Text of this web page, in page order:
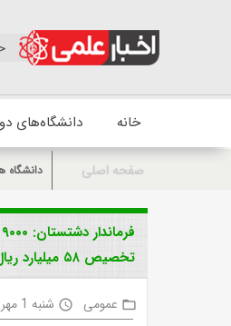
خانه دانشگاه‌های
صفحه اصلی دانشگاه
تخصیص ۵۸ میلیارد ریال به اورژانس ۱۱۵ دشتستان در سال جاری
folder_open عمومی access_time شنبه 1 مهر 1402 ساعت 11:9